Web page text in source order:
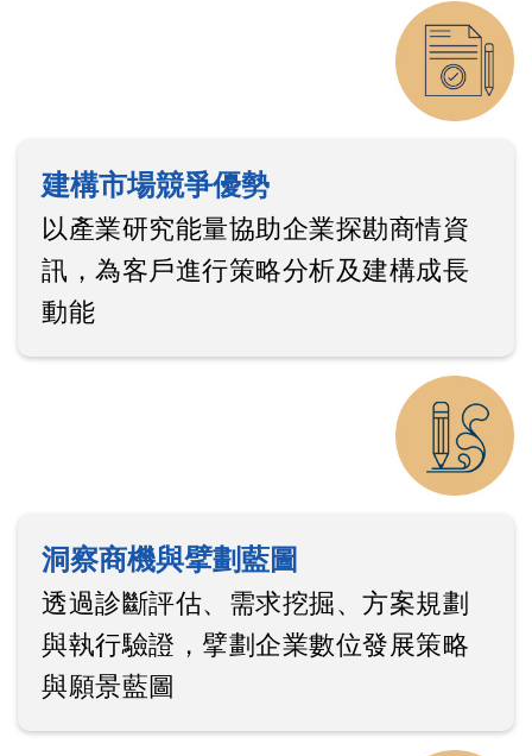
建構市場競爭優勢
以產業研究能量協助企業探勘商情資
訊，為客戶進行策略分析及建構成長
動能
洞察商機與擘劃藍圖
透過診斷評估、需求挖掘、方案規劃
與執行驗證，擘劃企業數位發展策略
與願景藍圖